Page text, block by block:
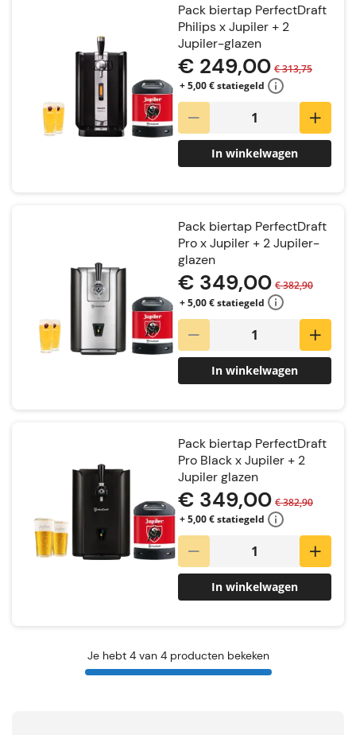
Pack biertap PerfectDraft
Philips x Jupiler + 2
Jupiler-glazen
€ 249,00 € 313,75
+ 5,00 € statiegeld
In winkelwagen
Pack biertap PerfectDraft
Pro x Jupiler + 2 Jupiler-
glazen
€ 349,00 € 382,90
+ 5,00 € statiegeld
In winkelwagen
Pack biertap PerfectDraft
Pro Black x Jupiler + 2
Jupiler glazen
€ 349,00 € 382,90
+ 5,00 € statiegeld
In winkelwagen
Je hebt 4 van 4 producten bekeken